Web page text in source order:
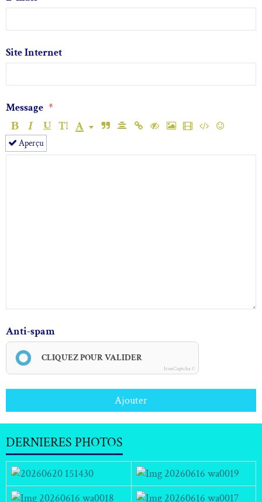
Site Internet
Message
Aperçu
Anti-spam
CLIQUEZ POUR VALIDER
IconCaptcha ©
Ajouter
DERNIERES PHOTOS